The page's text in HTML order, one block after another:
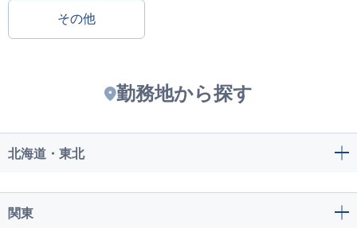
その他
勤務地から探す
北海道・東北
関東